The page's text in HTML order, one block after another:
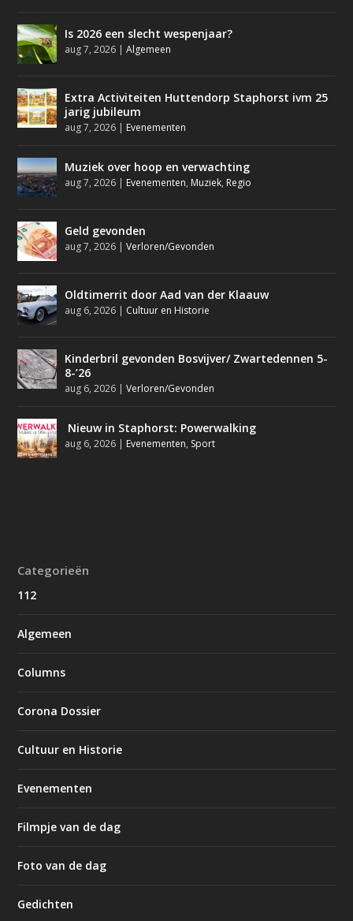
Is 2026 een slecht wespenjaar?
aug 7, 2026 |Algemeen
Extra Activiteiten Huttendorp Staphorst ivm 25
jarig jubileum
aug 7, 2026 | Evenementen
Muziek over hoop en verwachting
aug 7, 2026 | Evenementen, Muziek, Regio
Geld gevonden
aug 7, 2026 |Verloren/Gevonden
Oldtimerrit door Aad van der Klaauw
aug 6, 2026 | Cultuur en Historie
Kinderbril gevonden Bosvijver/ Zwartedennen 5-
8-’26
aug 6, 2026 |Verloren/Gevonden
Nieuw in Staphorst: Powerwalking
aug 6, 2026 | Evenementen, Sport
Categorieën
112
Algemeen
Columns
Corona Dossier
Cultuur en Historie
Evenementen
Filmpje van de dag
Foto van de dag
Gedichten